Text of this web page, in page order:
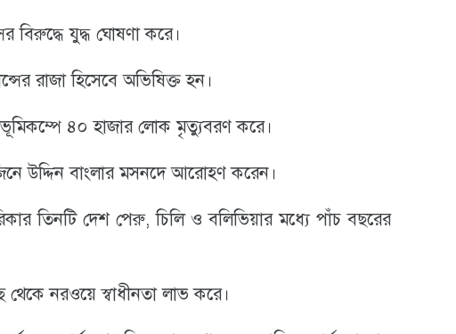
বিরুদ্ধে যুদ্ধ ঘোষণা করে।
রাজা হিসেবে অভিষিক্ত হন।
৪০ হাজার লোক মৃত্যুবরণ করে।
উদ্দিন বাংলার মসনদে আরোহণ করেন।
তিনটি দেশ পেরু, চিলি ও বলিভিয়ার মধ্যে পাঁচ বছরের
নরওয়ে স্বাধীনতা লাভ করে।